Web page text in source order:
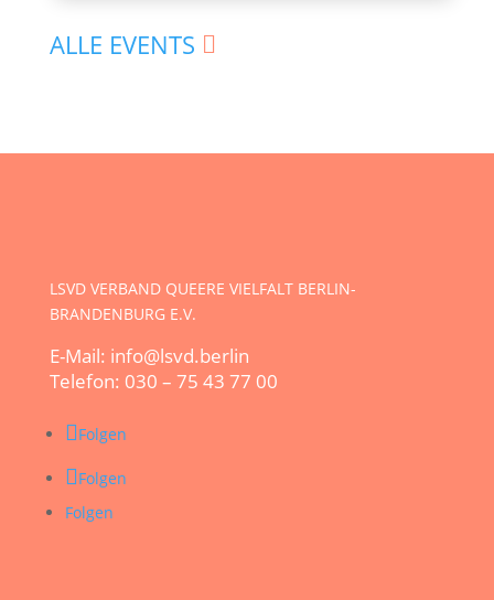
ALLE EVENTS
LSVD VERBAND QUEERE VIELFALT BERLIN-
BRANDENBURG E.V.
E-Mail: info@lsvd.berlin
Telefon: 030 – 75 43 77 00
Folgen
Folgen
Folgen